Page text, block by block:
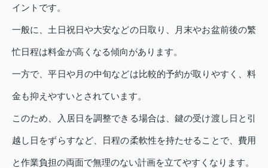
イントです。
一般に、土日祝日や大安などの日取り、月末やお盆前後の繁
忙日程は料金が高くなる傾向があります。
一方で、平日や月の中旬などは比較的予約が取りやすく、料
金も抑えやすいとされています。
このため、入居日を調整できる場合は、鍵の受け渡し日と引
越し日をずらすなど、日程の柔軟性を持たせることで、費用
と作業負担の両面で無理のない計画を立てやすくなります。